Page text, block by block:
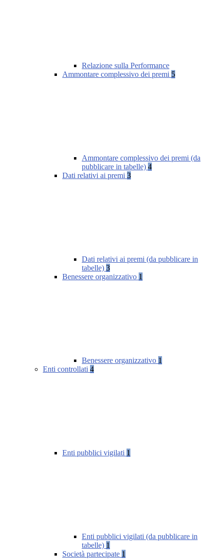
Relazione sulla Performance
Ammontare complessivo dei premi 5
Ammontare complessivo dei premi (da
pubblicare in tabelle) 4
Dati relativi ai premi 3
Dati relativi ai premi (da pubblicare in
tabelle) 3
Benessere organizzativo 1
Benessere organizzativo 1
Enti controllati 4
Enti pubblici vigilati 1
Enti pubblici vigilati (da pubblicare in
tabelle) 1
Società partecipate 1